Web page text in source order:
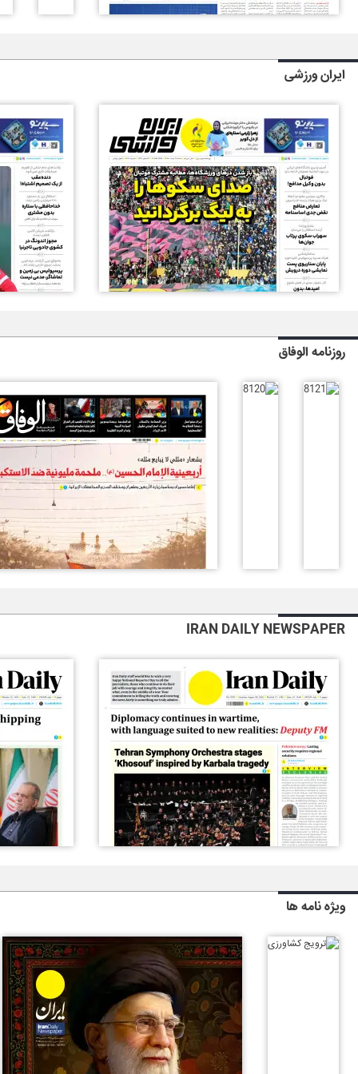
ایران ورزشی
روزنامه الوفاق
IRAN DAILY NEWSPAPER
ویژه نامه ها